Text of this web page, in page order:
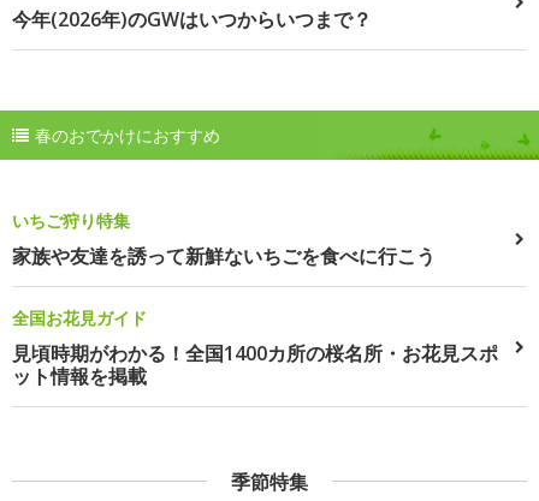
今年(2026年)のGWはいつからいつまで？
春のおでかけにおすすめ
いちご狩り特集
家族や友達を誘って新鮮ないちごを食べに行こう
全国お花見ガイド
見頃時期がわかる！全国1400カ所の桜名所・お花見スポ
ット情報を掲載
季節特集